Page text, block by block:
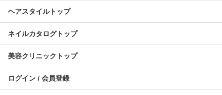
ヘアスタイルトップ
ネイルカタログトップ
美容クリニックトップ
ログイン / 会員登録